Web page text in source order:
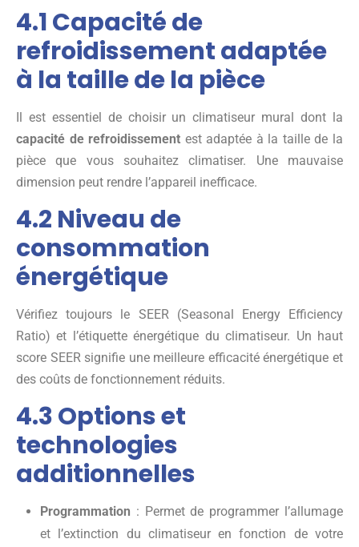
4.1 Capacité de
refroidissement adaptée
à la taille de la pièce
Il est essentiel de choisir un climatiseur mural dont la
capacité de refroidissement est adaptée à la taille de la
pièce que vous souhaitez climatiser. Une mauvaise
dimension peut rendre l’appareil inefficace.
4.2 Niveau de
consommation
énergétique
Vérifiez toujours le SEER (Seasonal Energy Efficiency
Ratio) et l’étiquette énergétique du climatiseur. Un haut
score SEER signifie une meilleure efficacité énergétique et
des coûts de fonctionnement réduits.
4.3 Options et
technologies
additionnelles
Programmation : Permet de programmer l’allumage
et l’extinction du climatiseur en fonction de votre